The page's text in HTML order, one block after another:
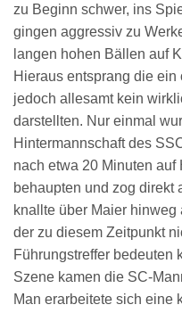
zu Beginn schwer, ins
gingen aggressiv zu
langen hohen Bällen auf
Hieraus entsprang die
jedoch allesamt kein
darstellten. Nur einmal
Hintermannschaft des
nach etwa 20 Minuten
behaupten und zog direkt
knallte über Maier
der zu diesem Zeitpunkt
Führungstreffer bedeuten
Szene kamen die SC-
Man erarbeitete sich eine